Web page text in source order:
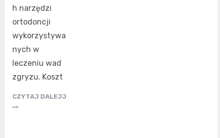
h narzędzi
ortodoncji
wykorzystywa
nych w
leczeniu wad
zgryzu. Koszt
CZYTAJ DALEJJ